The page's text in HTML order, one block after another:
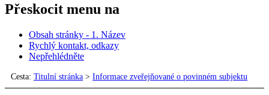
Přeskocit menu na
Obsah stránky - 1. Název
Rychlý kontakt, odkazy
Nepřehlédněte
Cesta: Titulní stránka >Informace zveřejňované o povinném subjektu